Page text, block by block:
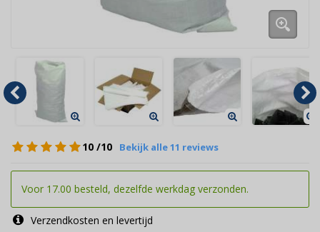
10 /10 Bekijk alle 11 reviews
Voor 17.00 besteld, dezelfde werkdag verzonden.
Verzendkosten en levertijd